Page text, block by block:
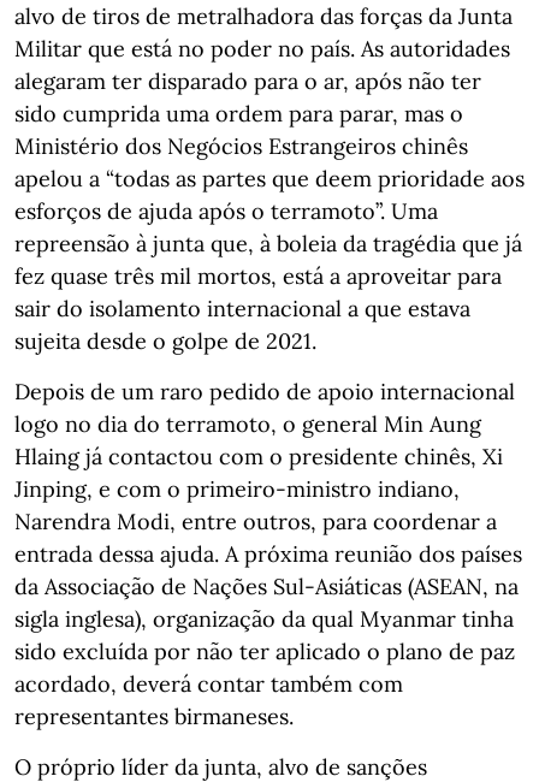
alvo de tiros de metralhadora das forças da Junta
Militar que está no poder no país. As autoridades
alegaram ter disparado para o ar, após não ter
sido cumprida uma ordem para parar, mas o
Ministério dos Negócios Estrangeiros chinês
apelou a “todas as partes que deem prioridade aos
esforços de ajuda após o terramoto”. Uma
repreensão à junta que, à boleia da tragédia que já
fez quase três mil mortos, está a aproveitar para
sair do isolamento internacional a que estava
sujeita desde o golpe de 2021.
Depois de um raro pedido de apoio internacional
logo no dia do terramoto, o general Min Aung
Hlaing já contactou com o presidente chinês, Xi
Jinping, e com o primeiro-ministro indiano,
Narendra Modi, entre outros, para coordenar a
entrada dessa ajuda. A próxima reunião dos países
da Associação de Nações Sul-Asiáticas (ASEAN, na
sigla inglesa), organização da qual Myanmar tinha
sido excluída por não ter aplicado o plano de paz
acordado, deverá contar também com
representantes birmaneses.
O próprio líder da junta, alvo de sanções